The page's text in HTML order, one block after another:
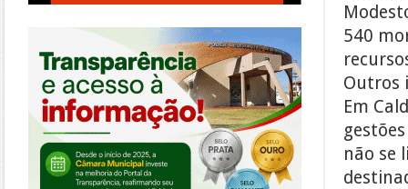
540
Outros
Em
não se
https://morrinhos.go.leg.br/